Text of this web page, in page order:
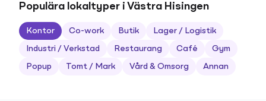
Populära lokaltyper i Västra Hisingen
Kontor Co-work Butik Lager / Logistik
Industri / Verkstad Restaurang Café Gym
Popup Tomt / Mark Vård & Omsorg Annan